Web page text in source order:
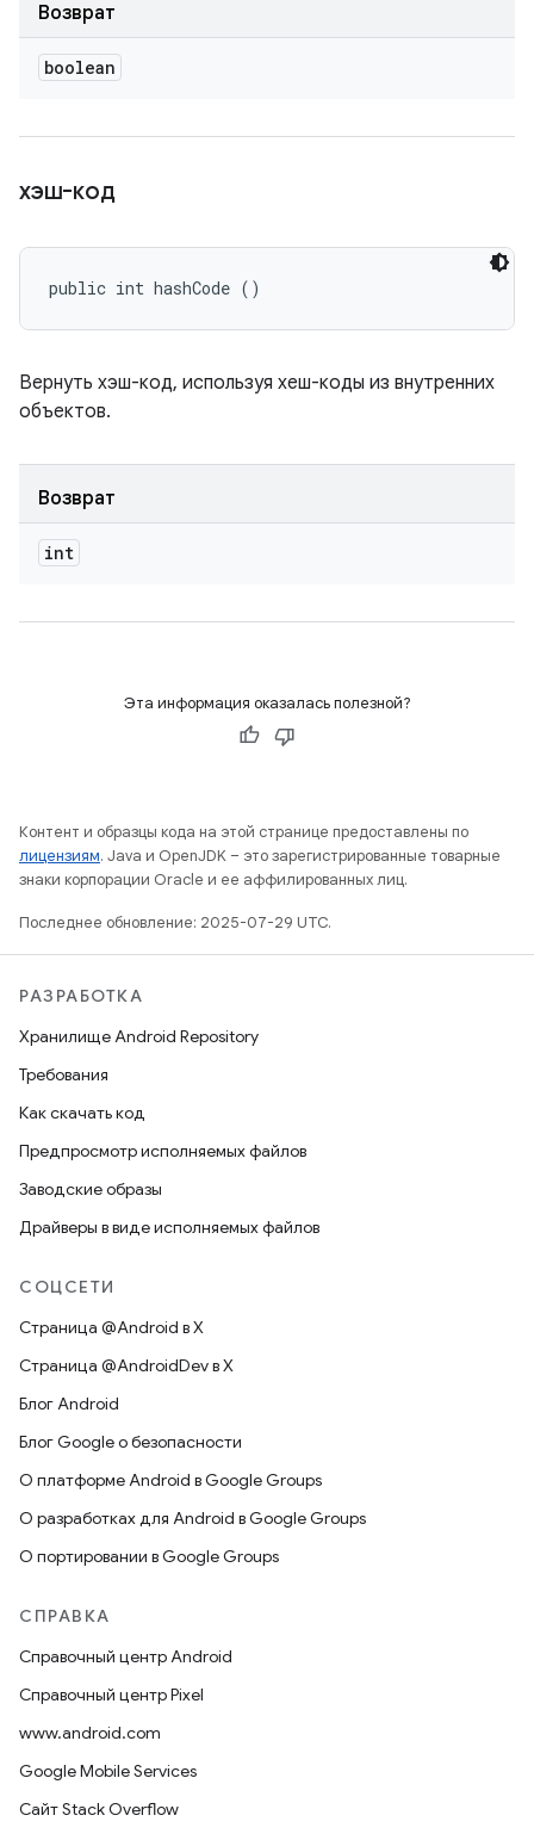
Возврат
boolean
хэш-код
public int hashCode ()
Вернуть хэш-код, используя хеш-коды из внутренних
объектов.
Возврат
int
Эта информация оказалась полезной?
Контент и образцы кода на этой странице предоставлены по
лицензиям. Java и OpenJDK – это зарегистрированные товарные
знаки корпорации Oracle и ее аффилированных лиц.
Последнее обновление: 2025-07-29 UTC.
РАЗРАБОТКА
Хранилище Android Repository
Требования
Как скачать код
Предпросмотр исполняемых файлов
Заводские образы
Драйверы в виде исполняемых файлов
СОЦСЕТИ
Страница @Android в X
Страница @AndroidDev в X
Блог Android
Блог Google о безопасности
О платформе Android в Google Groups
О разработках для Android в Google Groups
О портировании в Google Groups
СПРАВКА
Справочный центр Android
Справочный центр Pixel
www.android.com
Google Mobile Services
Сайт Stack Overflow